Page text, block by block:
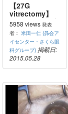
【27G
vitrectomy】
PDRによる軽度
な増殖膜処理
5958 views 発表
者： 米田一仁 (昴会ア
イセンター・さくら眼
科グループ) 掲載日:
2015.05.28